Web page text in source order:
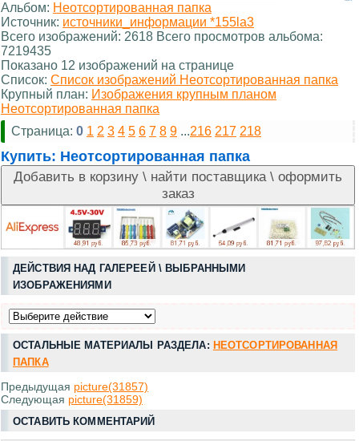
Альбом: Неотсортированная папка
Источник: источники_информации *155la3
Всего изображений: 2618 Всего просмотров альбома:
7219435
Показано 12 изображений на странице
Список: Список изображений Неотсортированная папка
Крупный план: Изображения крупным планом
Неотсортированная папка
Страница: 0 1 2 3 4 5 6 7 8 9 ...216 217 218
Купить: Неотсортированная папка
ДЕЙСТВИЯ НАД ГАЛЕРЕЕЙ \ ВЫБРАННЫМИ
ИЗОБРАЖЕНИЯМИ
ОСТАЛЬНЫЕ МАТЕРИАЛЫ РАЗДЕЛА: НЕОТСОРТИРОВАННАЯ
ПАПКА
Предыдущая picture(31857)
Следующая picture(31859)
ОСТАВИТЬ КОММЕНТАРИЙ